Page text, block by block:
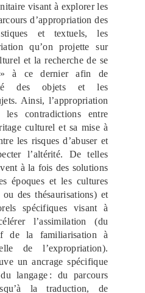
visant à explorer les
d’appropriation des
et textuels, les
qu’on projette sur
et la recherche de se
à ce dernier afin de
des objets et les
Ainsi, l’appropriation
contradictions entre
culturel et sa mise à
les risques d’abuser et
l’altérité. De telles
à la fois des solutions
époques et les cultures
des thésaurisations) et
spécifiques visant à
l’assimilation (du
de la familiarisation à
de l’expropriation).
un ancrage spécifique
langage : du parcours
la traduction, de